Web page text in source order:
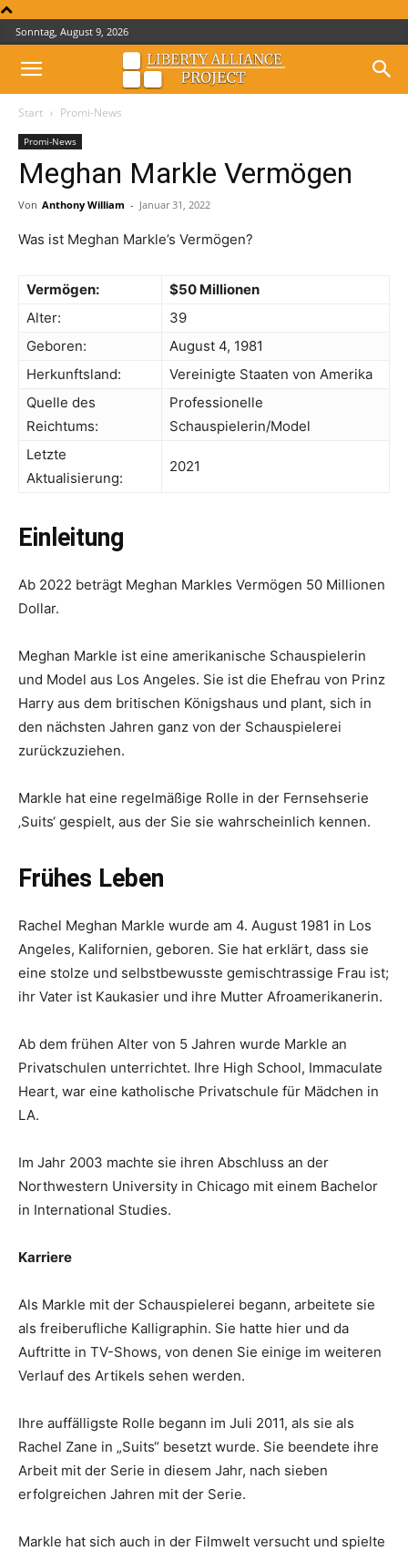
Sonntag, August 9, 2026
Start Promi-News
Promi-News
Meghan Markle Vermögen
Von Anthony William - Januar 31, 2022
Was ist Meghan Markle’s Vermögen?
Vermögen:
$50 Millionen
Alter:
39
Geboren:
August 4, 1981
Herkunftsland:
Vereinigte Staaten von Amerika
Quelle des
Reichtums:
Professionelle
Schauspielerin/Model
Letzte
Aktualisierung:
2021
Einleitung
Ab 2022 beträgt Meghan Markles Vermögen 50 Millionen
Dollar.
Meghan Markle ist eine amerikanische Schauspielerin
und Model aus Los Angeles. Sie ist die Ehefrau von Prinz
Harry aus dem britischen Königshaus und plant, sich in
den nächsten Jahren ganz von der Schauspielerei
zurückzuziehen.
Markle hat eine regelmäßige Rolle in der Fernsehserie
‚Suits‘ gespielt, aus der Sie sie wahrscheinlich kennen.
Frühes Leben
Rachel Meghan Markle wurde am 4. August 1981 in Los
Angeles, Kalifornien, geboren. Sie hat erklärt, dass sie
eine stolze und selbstbewusste gemischtrassige Frau ist;
ihr Vater ist Kaukasier und ihre Mutter Afroamerikanerin.
Ab dem frühen Alter von 5 Jahren wurde Markle an
Privatschulen unterrichtet. Ihre High School, Immaculate
Heart, war eine katholische Privatschule für Mädchen in
LA.
Im Jahr 2003 machte sie ihren Abschluss an der
Northwestern University in Chicago mit einem Bachelor
in International Studies.
Karriere
Als Markle mit der Schauspielerei begann, arbeitete sie
als freiberufliche Kalligraphin. Sie hatte hier und da
Auftritte in TV-Shows, von denen Sie einige im weiteren
Verlauf des Artikels sehen werden.
Ihre auffälligste Rolle begann im Juli 2011, als sie als
Rachel Zane in „Suits“ besetzt wurde. Sie beendete ihre
Arbeit mit der Serie in diesem Jahr, nach sieben
erfolgreichen Jahren mit der Serie.
Markle hat sich auch in der Filmwelt versucht und spielte